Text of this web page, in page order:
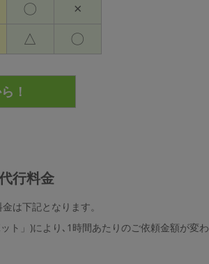
〇 ×
△ 〇
行料金
は下記となります。
ト」)により､1時間あたりのご依頼金額が変わ